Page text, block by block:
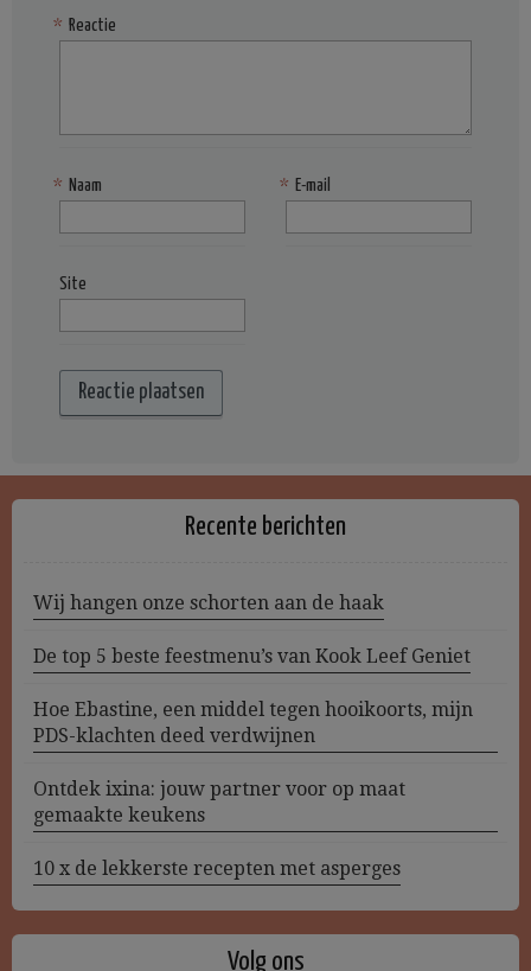
Reactie
*
Naam
* E-mail
*
Site
Recente berichten
Wij hangen onze schorten aan de haak
De top 5 beste feestmenu’s van Kook Leef Geniet
Hoe Ebastine, een middel tegen hooikoorts, mijn
PDS-klachten deed verdwijnen
Ontdek ixina: jouw partner voor op maat
gemaakte keukens
10 x de lekkerste recepten met asperges
Volg ons